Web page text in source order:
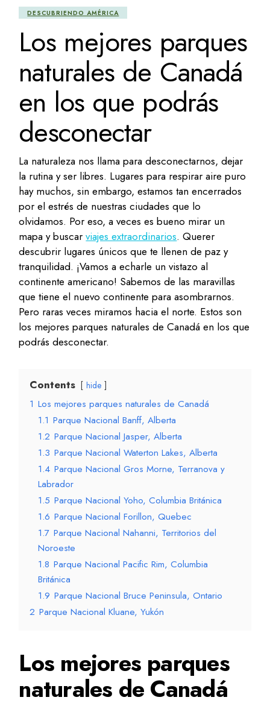
DESCUBRIENDO AMÉRICA
Los mejores parques
naturales de Canadá
en los que podrás
desconectar
La naturaleza nos llama para desconectarnos, dejar
la rutina y ser libres. Lugares para respirar aire puro
hay muchos, sin embargo, estamos tan encerrados
por el estrés de nuestras ciudades que lo
olvidamos. Por eso, a veces es bueno mirar un
mapa y buscarviajes extraordinarios. Querer
descubrir lugares únicos que te llenen de paz y
tranquilidad. ¡Vamos a echarle un vistazo al
continente americano! Sabemos de las maravillas
que tiene el nuevo continente para asombrarnos.
Pero raras veces miramos hacia el norte. Estos son
los mejores parques naturales de Canadá en los que
podrás desconectar.
Contents hide
1 Los mejores parques naturales de Canadá
1.1 Parque Nacional Banff, Alberta
1.2 Parque Nacional Jasper, Alberta
1.3 Parque Nacional Waterton Lakes, Alberta
1.4 Parque Nacional Gros Morne, Terranova y
Labrador
1.5 Parque Nacional Yoho, Columbia Británica
1.6 Parque Nacional Forillon, Quebec
1.7 Parque Nacional Nahanni, Territorios del
Noroeste
1.8 Parque Nacional Pacific Rim, Columbia
Británica
1.9 Parque Nacional Bruce Peninsula, Ontario
2 Parque Nacional Kluane, Yukón
Los mejores parques
naturales de Canadá